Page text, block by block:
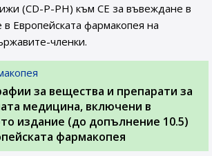
(CD-P-PH) към СЕ за въвеждане в
в Европейската фармакопея на
членки.
за вещества и препарати за
медицина, включени в
издание (до допълнение 10.5)
фармакопея